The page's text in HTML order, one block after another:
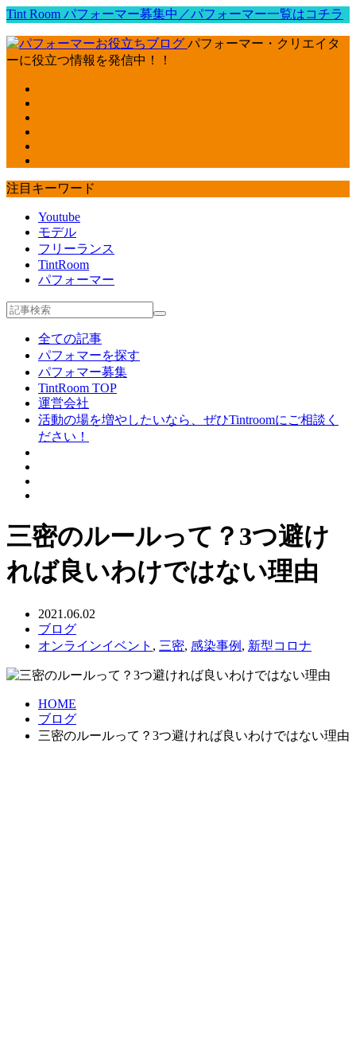
Tint Room パフォーマー募集中／パフォーマー一覧はコチラ
パフォーマー・クリエイタ
ーに役立つ情報を発信中！！
注目キーワード
Youtube
モデル
フリーランス
TintRoom
パフォーマー
全ての記事
パフォマーを探す
パフォマー募集
TintRoom TOP
運営会社
活動の場を増やしたいなら、ぜひTintroomにご相談く
ださい！
三密のルールって？3つ避け
れば良いわけではない理由
2021.06.02
ブログ
オンラインイベント , 三密, 感染事例 , 新型コロナ
HOME
ブログ
三密のルールって？3つ避ければ良いわけではない理由